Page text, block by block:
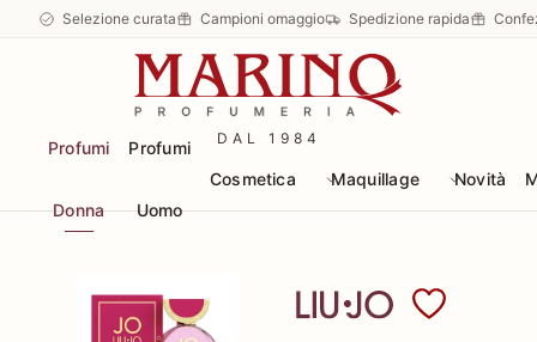
Selezione curata Campioni omaggio Spedizione rapida
DAL 1984
Profumi
Donna
Profumi
Uomo
Cosmetica Maquillage Novità
Scopri i prodotti LIU-